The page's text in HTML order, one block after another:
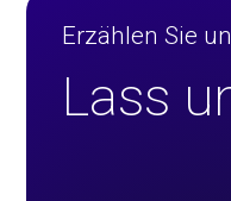
Erzählen Sie
Lass